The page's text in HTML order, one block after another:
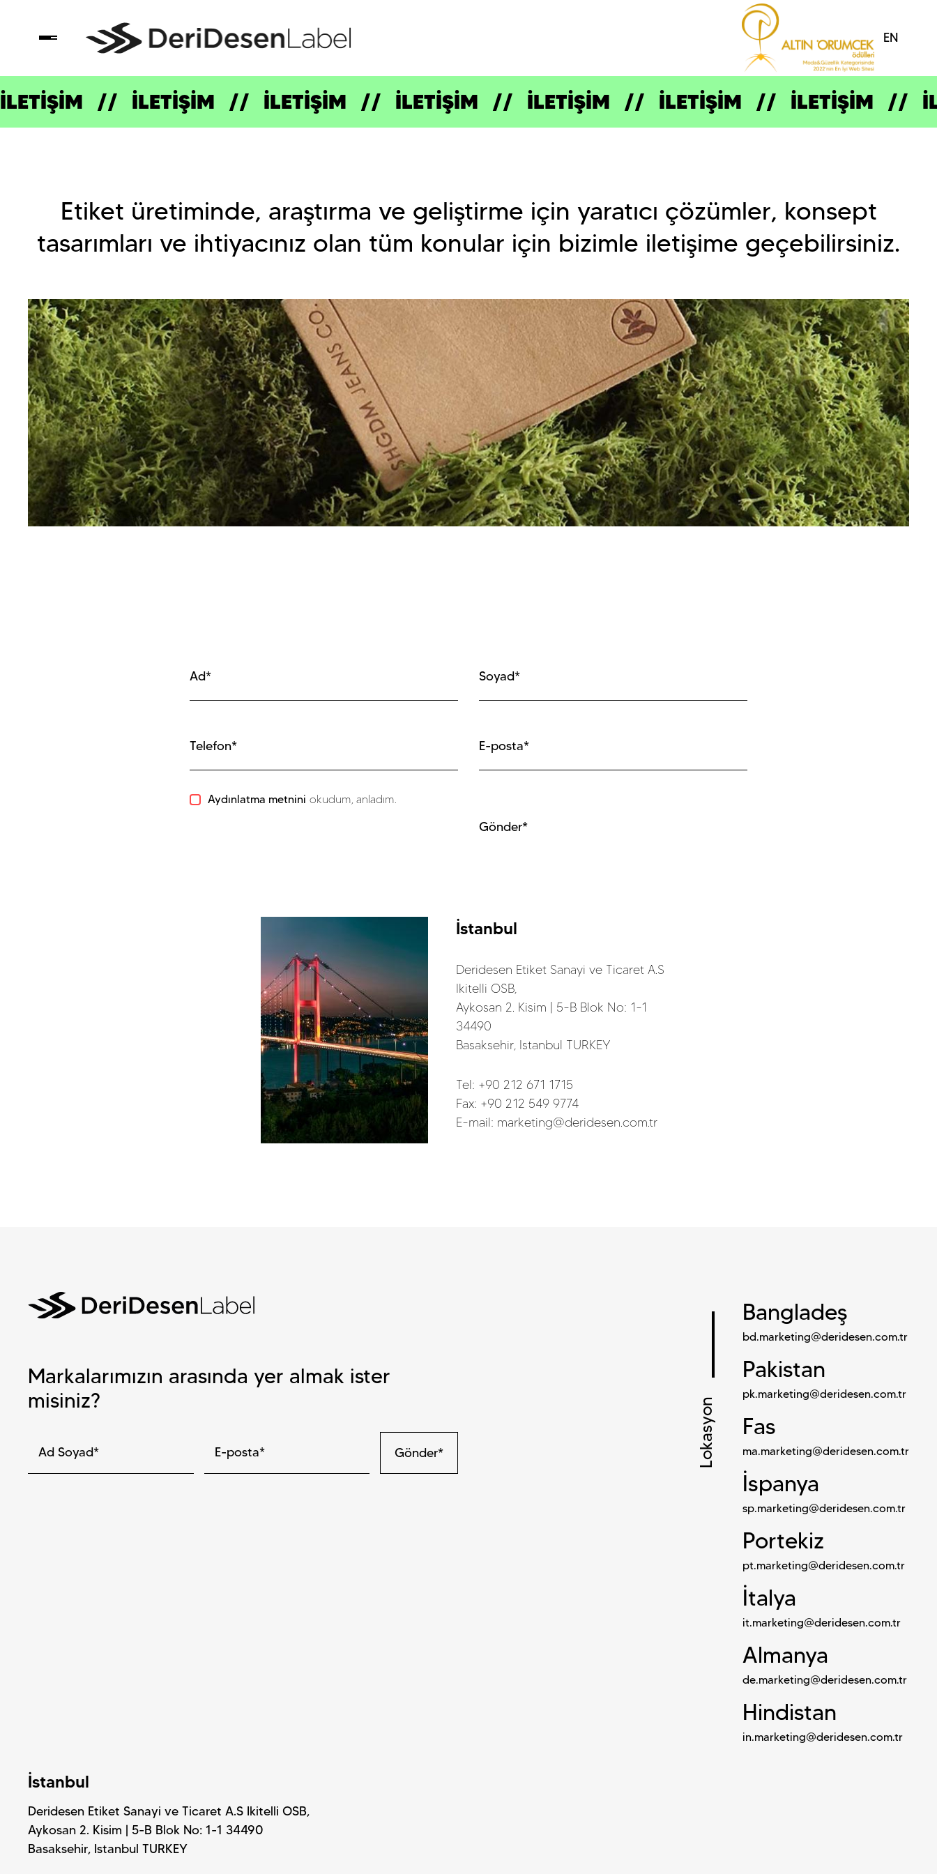
EN
İLETİŞİM İLETİŞİM İLETİŞİM İLETİŞİM İLETİŞİM İLETİŞİM İLETİŞİM
Etiket üretiminde, araştırma ve geliştirme için yaratıcı çözümler, konsept
tasarımları ve ihtiyacınız olan tüm konular için bizimle iletişime geçebilirsiniz.
Aydınlatma metnini okudum, anladım.
Gönder*
İstanbul
Deridesen Etiket Sanayi ve Ticaret A.S
Ikitelli OSB,
Aykosan 2. Kisim | 5-B Blok No: 1-1
34490
Basaksehir, Istanbul TURKEY
Tel: +90 212 671 1715
Fax: +90 212 549 9774
E-mail: marketing@deridesen.com.tr
Markalarımızın arasında yer almak ister
misiniz?
Gönder* Lokasyon
Bangladeş
bd.marketing@deridesen.com.tr
Pakistan
pk.marketing@deridesen.com.tr
Fas
ma.marketing@deridesen.com.tr
İspanya
sp.marketing@deridesen.com.tr
Portekiz
pt.marketing@deridesen.com.tr
İtalya
it.marketing@deridesen.com.tr
Almanya
de.marketing@deridesen.com.tr
Hindistan
in.marketing@deridesen.com.tr
İstanbul
Deridesen Etiket Sanayi ve Ticaret A.S Ikitelli OSB,
Aykosan 2. Kisim | 5-B Blok No: 1-1 34490
Basaksehir, Istanbul TURKEY